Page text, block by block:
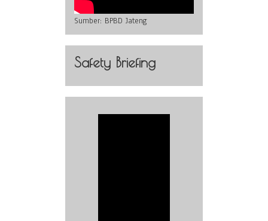
Sumber: BPBD Jateng
Safety Briefing